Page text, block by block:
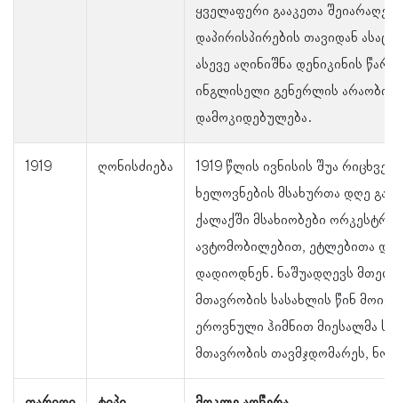
ყველაფერი გააკეთა
დაპირისპირების თავიდან
ასევე აღინიშნა დენიკინის
ინგლისელი გენერლის
დამოკიდებულება.
1919 ღონისძიება
1919 წლის ივნისის შუა
ხელოვნების მსახურთა დღე
ქალაქში მსახიობები
ავტომობილებით, ეტლებითა
დადიოდნენ. ნაშუადღევს
მთავრობის სასახლის წინ
ეროვნული ჰიმნით მიესალმა
მთავრობის თავმჯდომარეს,